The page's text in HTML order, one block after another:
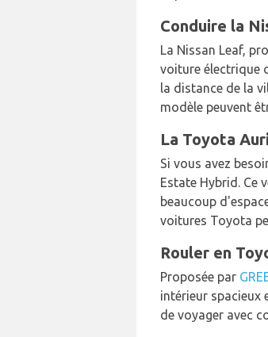
Conduire la
La Nissan Leaf,
voiture électrique
la distance de la
modèle peuvent
La Toyota
Si vous avez
Estate Hybrid. Ce
beaucoup
voitures Toyota
Rouler en
Proposée par
intérieur spacieux
de voyager avec